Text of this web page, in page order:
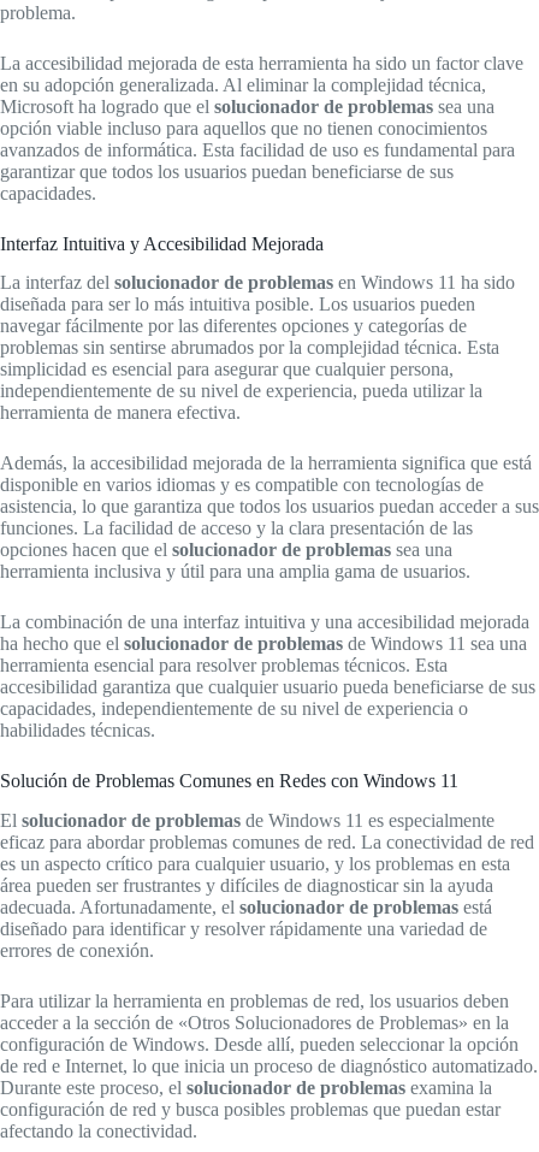
problema.
La accesibilidad mejorada de esta herramienta ha sido un factor clave
en su adopción generalizada. Al eliminar la complejidad técnica,
Microsoft ha logrado que el solucionador de problemas sea una
opción viable incluso para aquellos que no tienen conocimientos
avanzados de informática. Esta facilidad de uso es fundamental para
garantizar que todos los usuarios puedan beneficiarse de sus
capacidades.
Interfaz Intuitiva y Accesibilidad Mejorada
La interfaz del solucionador de problemas en Windows 11 ha sido
diseñada para ser lo más intuitiva posible. Los usuarios pueden
navegar fácilmente por las diferentes opciones y categorías de
problemas sin sentirse abrumados por la complejidad técnica. Esta
simplicidad es esencial para asegurar que cualquier persona,
independientemente de su nivel de experiencia, pueda utilizar la
herramienta de manera efectiva.
Además, la accesibilidad mejorada de la herramienta significa que está
disponible en varios idiomas y es compatible con tecnologías de
asistencia, lo que garantiza que todos los usuarios puedan acceder a sus
funciones. La facilidad de acceso y la clara presentación de las
opciones hacen que el solucionador de problemas sea una
herramienta inclusiva y útil para una amplia gama de usuarios.
La combinación de una interfaz intuitiva y una accesibilidad mejorada
ha hecho que el solucionador de problemas de Windows 11 sea una
herramienta esencial para resolver problemas técnicos. Esta
accesibilidad garantiza que cualquier usuario pueda beneficiarse de sus
capacidades, independientemente de su nivel de experiencia o
habilidades técnicas.
Solución de Problemas Comunes en Redes con Windows 11
El solucionador de problemas de Windows 11 es especialmente
eficaz para abordar problemas comunes de red. La conectividad de red
es un aspecto crítico para cualquier usuario, y los problemas en esta
área pueden ser frustrantes y difíciles de diagnosticar sin la ayuda
adecuada. Afortunadamente, el solucionador de problemas está
diseñado para identificar y resolver rápidamente una variedad de
errores de conexión.
Para utilizar la herramienta en problemas de red, los usuarios deben
acceder a la sección de «Otros Solucionadores de Problemas» en la
configuración de Windows. Desde allí, pueden seleccionar la opción
de red e Internet, lo que inicia un proceso de diagnóstico automatizado.
Durante este proceso, el solucionador de problemas examina la
configuración de red y busca posibles problemas que puedan estar
afectando la conectividad.